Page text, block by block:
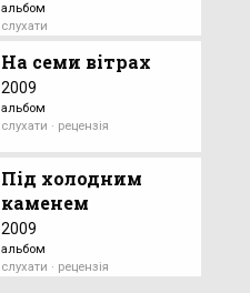
альбом
слухати
На семи вітрах
2009
альбом
слухати · рецензія
Під холодним
каменем
2009
альбом
слухати · рецензія